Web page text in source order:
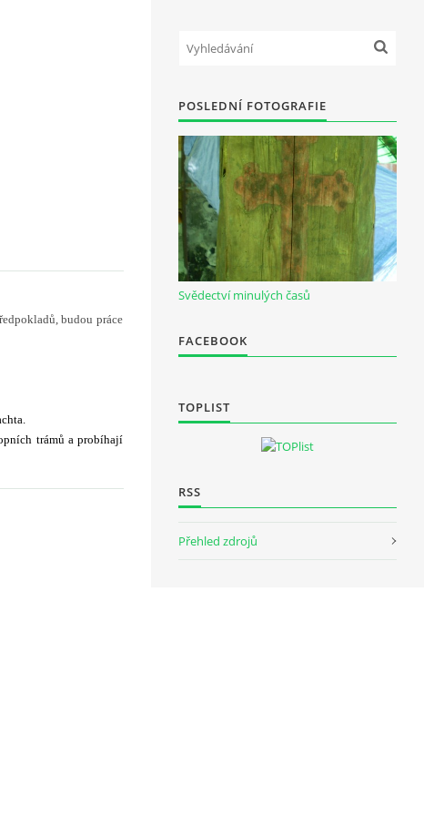
budou práce
trámů a probíhají
POSLEDNÍ FOTOGRAFIE
Svědectví minulých časů
FACEBOOK
TOPLIST
RSS
Přehled zdrojů